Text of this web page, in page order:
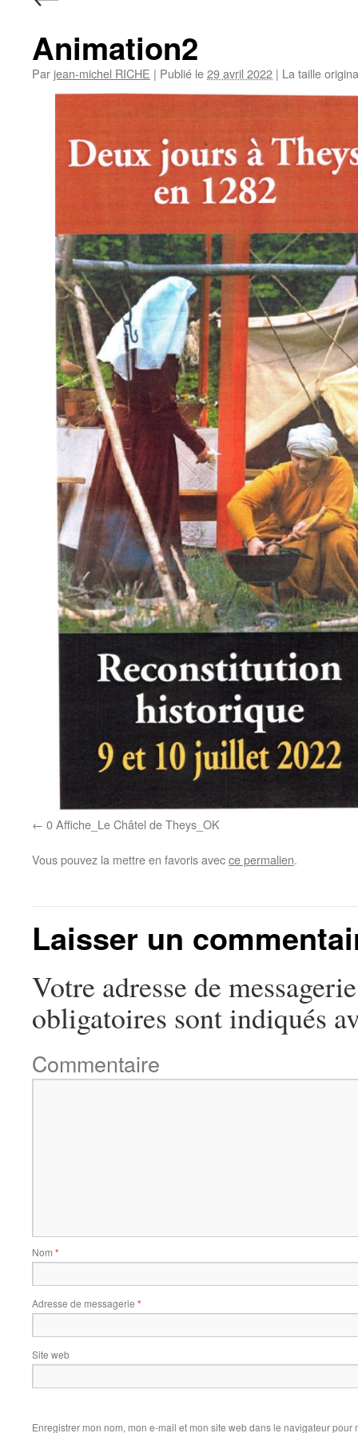
Animation2
Par jean-michel RICHE | Publié le29 avril 2022 | La taille
0 Affiche_Le Châtel de Theys_OK
Vous pouvez la mettre en favoris avecce permalien.
Laisser un
Votre adresse de
obligatoires sont indiqués
Commentaire
Nom *
Adresse de messagerie *
Site web
Enregistrer mon nom, mon e-mail et mon site web dans le navigateur pour